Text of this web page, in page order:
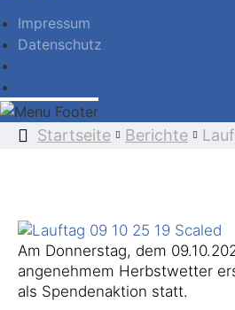
Impressum
Datenschutz
Startseite Berichte
Am Donnerstag, dem
angenehmem Herbstwetter
als Spendenaktion statt.